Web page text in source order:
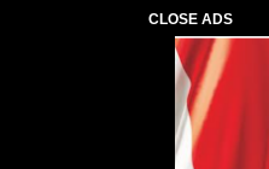
CLOSE ADS